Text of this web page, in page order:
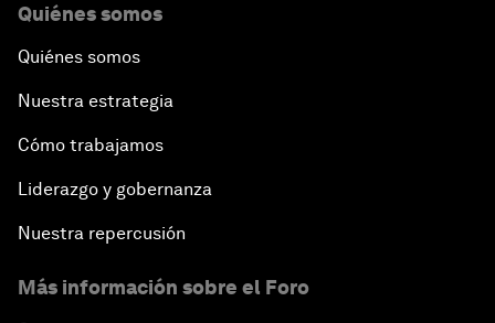
Quiénes somos
Quiénes somos
Nuestra estrategia
Cómo trabajamos
Liderazgo y gobernanza
Nuestra repercusión
Más información sobre el Foro